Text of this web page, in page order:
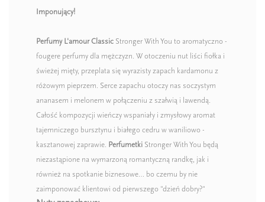
Imponujący!
Perfumy L'amour Classic Stronger With You to aromatyczno -
fougere perfumy dla mężczyzn. W otoczeniu nut liści fiołka i
świeżej mięty, przeplata się wyrazisty zapach kardamonu z
różowym pieprzem. Serce zapachu otoczy nas soczystym
ananasem i melonem w połączeniu z szałwią i lawendą.
Całość kompozycji wieńczy wspaniały i zmysłowy aromat
tajemniczego bursztynu i białego cedru w waniliowo -
kasztanowej zaprawie. Perfumetki Stronger With You będą
niezastąpione na wymarzoną romantyczną randkę, jak i
również na spotkanie biznesowe… bo czemu by nie
zaimponować klientowi od pierwszego "dzień dobry?"